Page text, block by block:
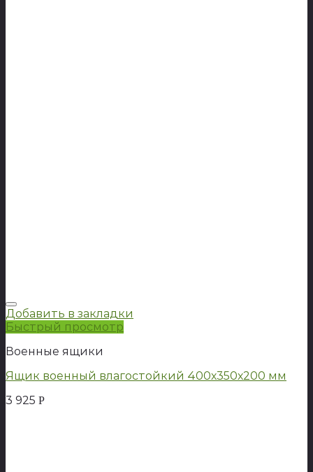
Добавить в закладки
Быстрый просмотр
Военные ящики
Ящик военный влагостойкий 400х350х200 мм
3 925 Р